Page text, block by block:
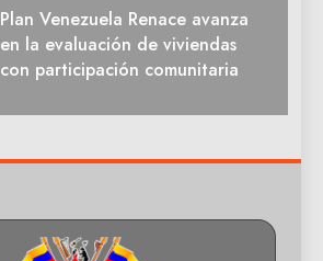
Plan Venezuela Renace avanza
en la evaluación de viviendas
con participación comunitaria